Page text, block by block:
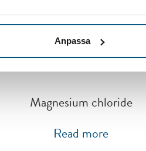
Anpassa
Sodium chloride
Read more
Magnesium chloride
Read more